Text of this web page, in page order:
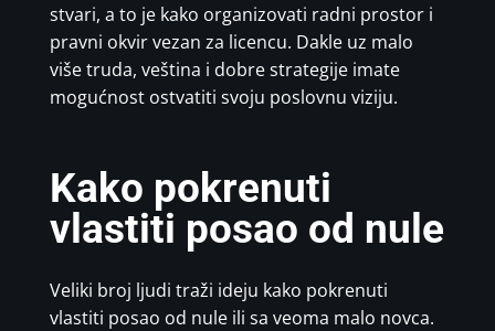
stvari, a to je kako organizovati radni prostor i
pravni okvir vezan za licencu. Dakle uz malo
više truda, veština i dobre strategije imate
mogućnost ostvatiti svoju poslovnu viziju.
Kako pokrenuti
vlastiti posao od nule
Veliki broj ljudi traži ideju kako pokrenuti
vlastiti posao od nule ili sa veoma malo novca.